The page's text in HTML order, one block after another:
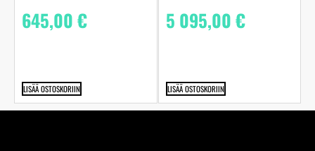
645,00€
LISÄÄ OSTOSKORIIN
5 095,00€
LISÄÄ OSTOSKORIIN